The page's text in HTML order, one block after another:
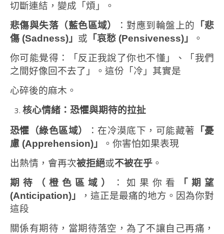
切斷連結，變成「煩」。
悲傷與失落（藍色區域）
：對應到輪盤上的 「悲
傷 (Sadness) 」 或 「哀愁 (Pensiveness) 」
。
你可能覺得：「反正我說了你也不懂」、「我們
之間好像回不去了」。這份「冷」其實是
心碎後的麻木。
核心情緒：恐懼與期待的拉扯
恐懼（綠色區域）
：在冷漠底下，可能藏著 「憂
慮 (Apprehension) 」
。你害怕如果表現
出熱情，會再次被拒絕或不被在乎 。
期待（橙色區域）
：如果你看
「期望
(Anticipation) 」
，這正是最痛的地方。因為你對
這段
關係有期待，當期待落空，為了不讓自己再痛，